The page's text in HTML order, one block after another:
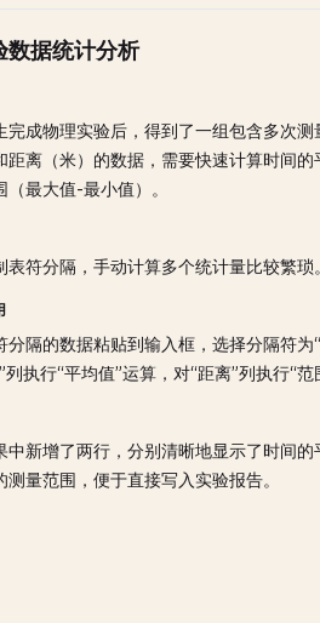
数据统计分析
完成物理实验后，得到了一组包含多次测
距离（米）的数据，需要快速计算时间
（最大值-最小值）。
表符分隔，手动计算多个统计量比较繁琐。
分隔的数据粘贴到输入框，选择分隔符为
列执行“平均值”运算，对“距离”列执行“范
中新增了两行，分别清晰地显示了时间的
测量范围，便于直接写入实验报告。